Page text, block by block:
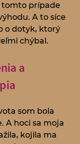
tomto prípade
A to síce
o dotyk, ktorý
chýbal.
a
som bola
A hoci sa moja
kojila ma